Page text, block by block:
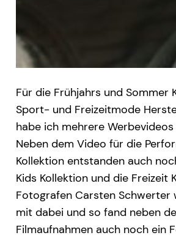
Für die Frühjahrs und Sommer
Sport- und Freizeitmode
habe ich mehrere
Neben dem Video für die
Kollektion entstanden auch
Kids Kollektion und die Freizeit
Fotografen Carsten Schwerter
mit dabei und so fand neben
Filmaufnahmen auch noch ein